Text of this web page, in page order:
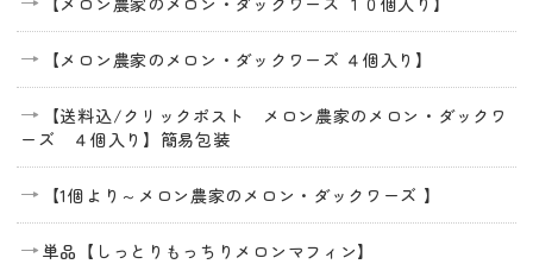
【メロン農家のメロン・ダックワーズ ４個入り】
【送料込/クリックポスト メロン農家のメロン・ダックワ
ーズ ４個入り】簡易包装
【1個より～メロン農家のメロン・ダックワーズ 】
単品【しっとりもっちりメロンマフィン】